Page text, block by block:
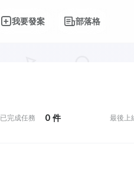
我要發案 部落格
已完成任務 0 件 最後上